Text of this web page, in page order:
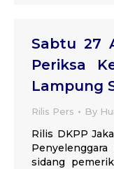
Sabtu 27
Periksa
Lampung
Rilis Pers By
Rilis DKPP
sidang